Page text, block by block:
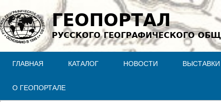
Jump to navigation
ГЕОПОРТАЛ
РУССКОГО ГЕОГРАФИЧЕСКОГО
ГЛАВНАЯ КАТАЛОГ НОВОСТИ ВЫСТАВКИ
О ГЕОПОРТАЛЕ